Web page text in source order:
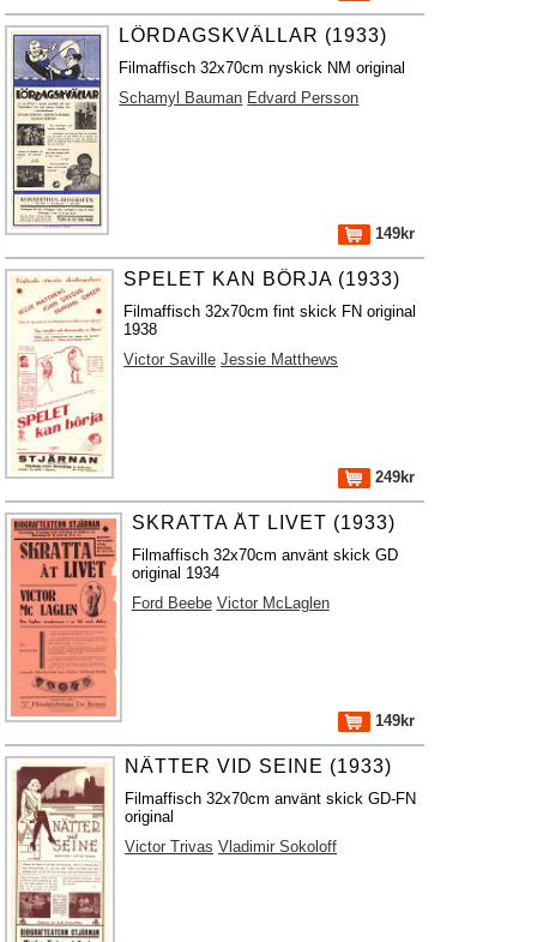
LÖRDAGSKVÄLLAR (1933)
Filmaffisch 32x70cm nyskick NM original
Schamyl Bauman Edvard Persson
149kr
SPELET KAN BÖRJA (1933)
Filmaffisch 32x70cm fint skick FN original
1938
Victor Saville Jessie Matthews
249kr
SKRATTA ÅT LIVET (1933)
Filmaffisch 32x70cm använt skick GD
original 1934
Ford Beebe Victor McLaglen
149kr
NÄTTER VID SEINE (1933)
Filmaffisch 32x70cm använt skick GD-FN
original
Victor Trivas Vladimir Sokoloff